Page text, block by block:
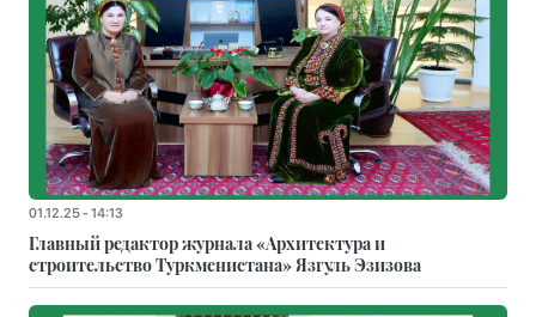
01.12.25 - 14:13
Главный редактор журнала «Архитектура и
строительство Туркменистана» Язгуль Эзизова